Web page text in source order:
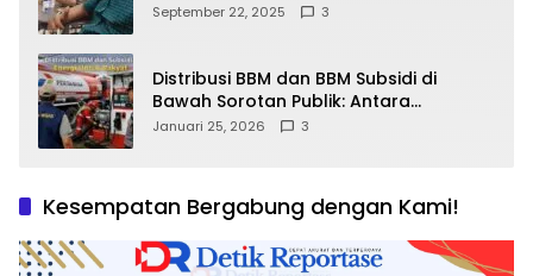
September 22, 2025 3
Distribusi BBM dan BBM Subsidi di
Bawah Sorotan Publik: Antara
Kepentingan Negara, Hak Konsumen,
Januari 25, 2026 3
Kesempatan Bergabung dengan Kami!